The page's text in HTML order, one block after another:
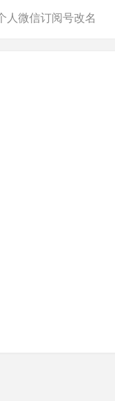
人微信订阅号改名